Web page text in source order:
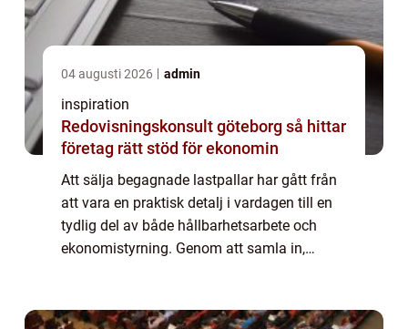
04 augusti 2026 admin
inspiration
Redovisningskonsult göteborg så hittar
företag rätt stöd för ekonomin
Att sälja begagnade lastpallar har gått från
att vara en praktisk detalj i vardagen till en
tydlig del av både hållbarhetsarbete och
ekonomistyrning. Genom att samla in,